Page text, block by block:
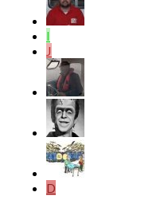
I
J
D